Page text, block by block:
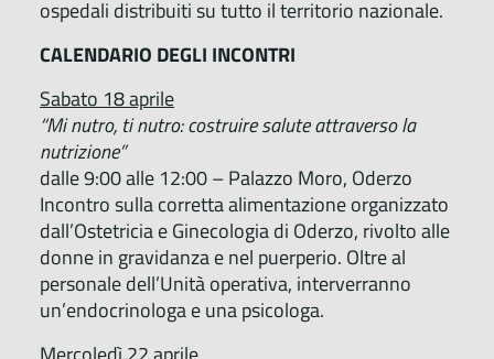
ospedali distribuiti su tutto il territorio nazionale.
CALENDARIO DEGLI INCONTRI
Sabato 18 aprile
“Mi nutro, ti nutro: costruire salute attraverso la
nutrizione”
dalle 9:00 alle 12:00 – Palazzo Moro, Oderzo
Incontro sulla corretta alimentazione organizzato
dall’Ostetricia e Ginecologia di Oderzo, rivolto alle
donne in gravidanza e nel puerperio. Oltre al
personale dell’Unità operativa, interverranno
un’endocrinologa e una psicologa.